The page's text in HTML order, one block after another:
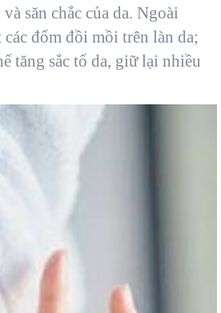
săn chắc của da. Ngoài
các đốm đồi mồi trên làn da;
tăng sắc tố da, giữ lại nhiều